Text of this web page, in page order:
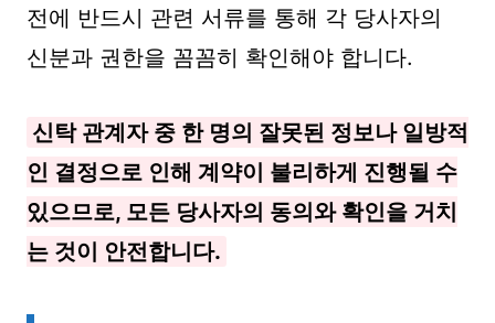
전에 반드시 관련 서류를 통해 각 당사자의
신분과 권한을 꼼꼼히 확인해야 합니다.
신탁 관계자 중 한 명의 잘못된 정보나 일방적
인 결정으로 인해 계약이 불리하게 진행될 수
있으므로, 모든 당사자의 동의와 확인을 거치
는 것이 안전합니다.